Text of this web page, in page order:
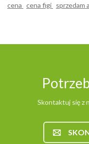
cena cena figi sprzedam
Skontaktuj się z